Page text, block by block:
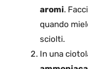
aromi.
quando
sciolti.
In una